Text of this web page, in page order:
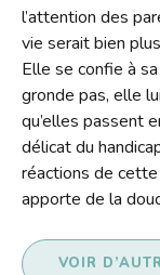
Liens
l’attention des
vie serait bien
Elle se confie à
gronde pas, elle
qu’elles passent
délicat du
réactions de
apporte de la
VOIR